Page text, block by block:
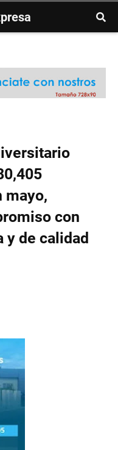
mayo,
con
y de calidad